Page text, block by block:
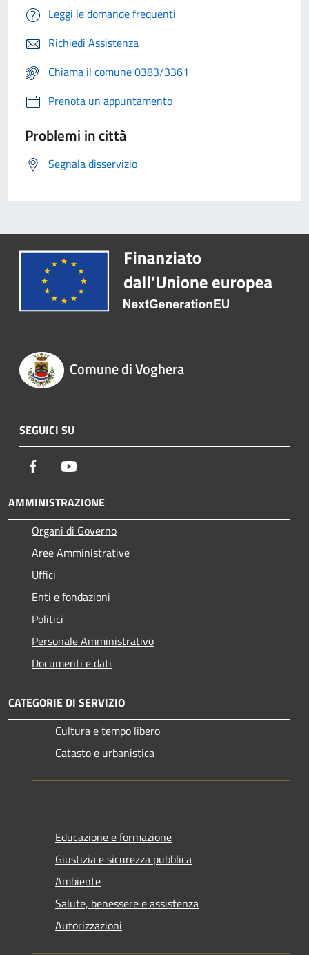
Leggi le domande frequenti
Richiedi Assistenza
Chiama il comune 0383/3361
Prenota un appuntamento
Problemi in città
Segnala disservizio
Comune di Voghera
SEGUICI SU
Facebook
AMMINISTRAZIONE
Organi di Governo
Aree Amministrative
Uffici
Enti e fondazioni
Politici
Personale Amministrativo
Documenti e dati
CATEGORIE DI SERVIZIO
Cultura e tempo libero
Catasto e urbanistica
Educazione e formazione
Giustizia e sicurezza pubblica
Ambiente
Salute, benessere e assistenza
Autorizzazioni